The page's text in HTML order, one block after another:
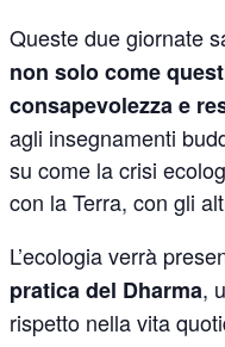
Queste due giornate
non solo come
consapevolezza e
agli insegnamenti
su come la crisi
con la Terra, con gli
L’ecologia verrà
pratica del Dharma,
rispetto nella vita